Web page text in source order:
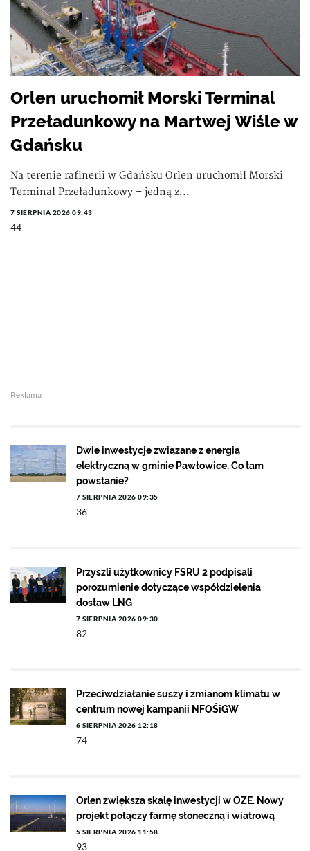
Orlen uruchomił Morski Terminal
Przeładunkowy na Martwej Wiśle w
Gdańsku
Na terenie rafinerii w Gdańsku Orlen uruchomił Morski
Terminal Przeładunkowy – jedną z...
7 SIERPNIA 2026 09:43
44
Reklama
Dwie inwestycje związane z energią
elektryczną w gminie Pawłowice. Co tam
powstanie?
7 SIERPNIA 2026 09:35
36
Przyszli użytkownicy FSRU 2 podpisali
porozumienie dotyczące współdzielenia
dostaw LNG
7 SIERPNIA 2026 09:30
82
Przeciwdziałanie suszy i zmianom klimatu w
centrum nowej kampanii NFOŚiGW
6 SIERPNIA 2026 12:18
74
Orlen zwiększa skalę inwestycji w OZE. Nowy
projekt połączy farmę słoneczną i wiatrową
5 SIERPNIA 2026 11:58
93